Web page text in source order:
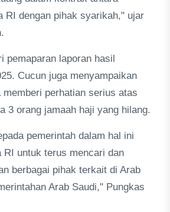
RI dengan pihak syarikah," ujar
pemaparan laporan hasil
Cucun juga menyampaikan
memberi perhatian serius atas
3 orang jamaah haji yang hilang.
pemerintah dalam hal ini
RI untuk terus mencari dan
berbagai pihak terkait di Arab
Arab Saudi," Pungkas